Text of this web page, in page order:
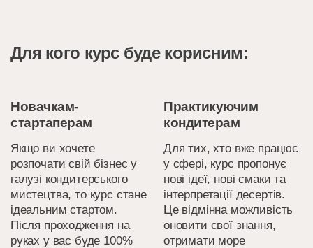
Для кого курс буде корисним:
Новачкам-
стартаперам
Якщо ви хочете
розпочати свій бізнес у
галузі кондитерського
мистецтва, то курс стане
ідеальним стартом.
Після проходження на
руках у вас буде 100%
Практикуючим
кондитерам
Для тих, хто вже працює
у сфері, курс пропонує
нові ідеї, нові смаки та
інтерпретації десертів.
Це відмінна можливість
оновити свої знання,
отримати море